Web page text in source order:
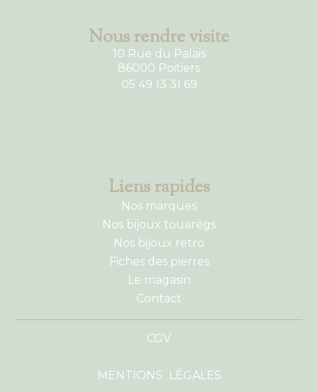
Nous rendre visite
10 Rue du Palais
86000 Poitiers
05 49 13 31 69
Liens rapides
Nos marques
Nos bijoux touaregs
Nos bijoux retro
Fiches des pierres
Le magasin
Contact
CGV
MENTIONS LÉGALES